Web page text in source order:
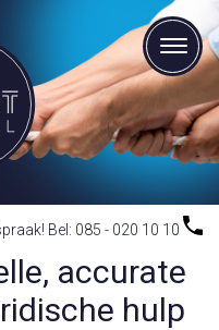
Bel: 085 - 020 10 10
accurate
hulp